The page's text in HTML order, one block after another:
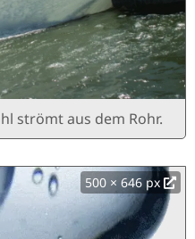
strömt aus dem Rohr.
500 × 646 px